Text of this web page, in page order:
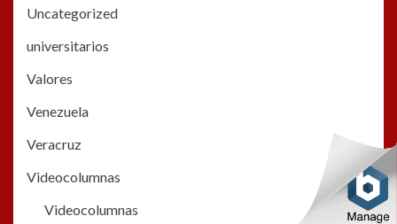
Uncategorized
universitarios
Valores
Venezuela
Veracruz
Videocolumnas
Videocolumnas